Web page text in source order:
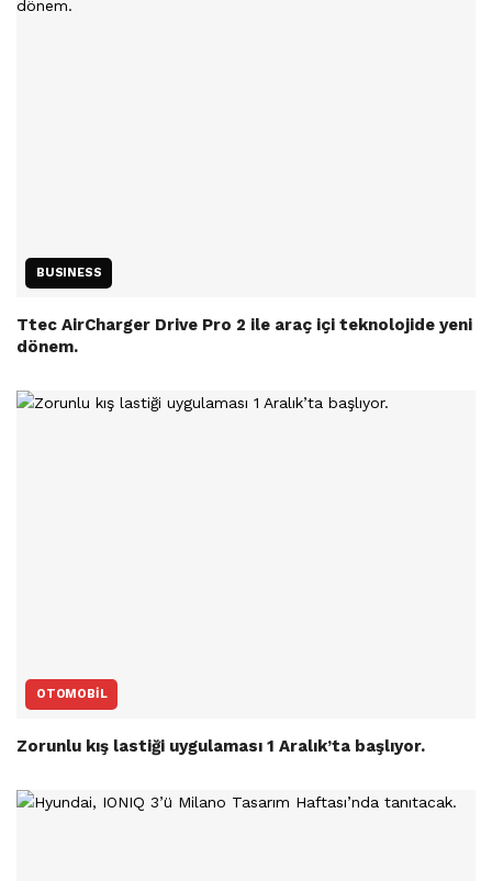
BUSINESS
Ttec AirCharger Drive Pro 2 ile araç içi teknolojide yeni
dönem.
OTOMOBIL
Zorunlu kış lastiği uygulaması 1 Aralık’ta başlıyor.